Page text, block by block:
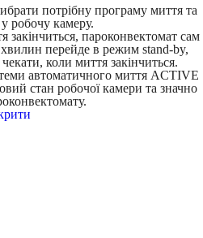
потрібну програму миття та
робочу камеру.
закінчиться, пароконвектомат сам
хвилин перейде в режим stand-by,
коли миття закінчиться.
автоматичного миття ACTIVE
стан робочої камери та значно